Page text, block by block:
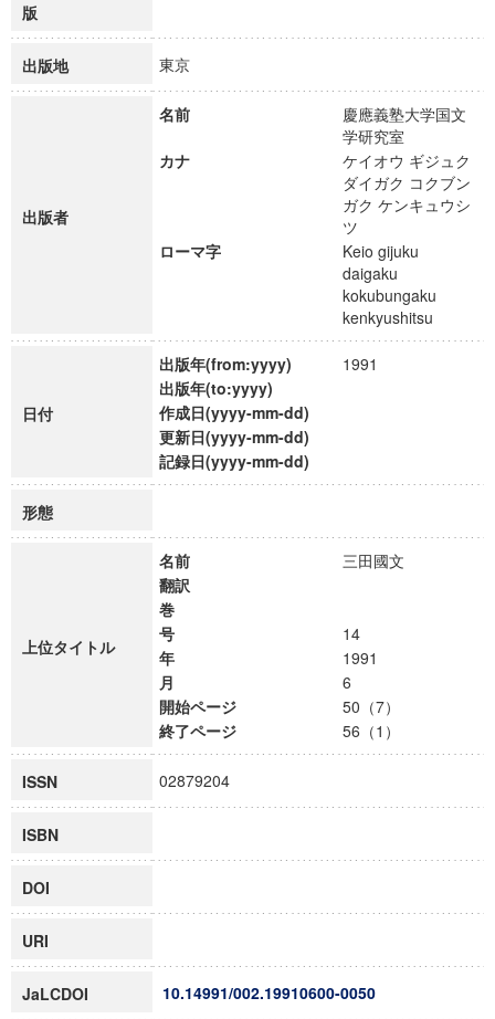
版
出版地 東京
出版者
名前
慶應義塾大学国文
学研究室
カナ
ケイオウ ギジュク
ダイガク コクブン
ガク ケンキュウシ
ツ
ローマ字
Keio gijuku
daigaku
kokubungaku
kenkyushitsu
日付
出版年(from:yyyy)
1991
出版年(to:yyyy)
作成日(yyyy-mm-dd)
更新日(yyyy-mm-dd)
記録日(yyyy-mm-dd)
形態
上位タイトル
名前
三田國文
翻訳
巻
号
14
年
1991
月
6
開始ページ
50（7）
終了ページ
56（1）
ISSN 02879204
ISBN
DOI
URI
JaLCDOI 10.14991/002.19910600-0050